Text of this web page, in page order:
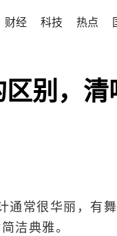
财经 科技 热点
别，
通常很华丽，有
洁典雅。